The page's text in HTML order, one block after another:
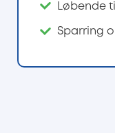
Løbende
Sparring